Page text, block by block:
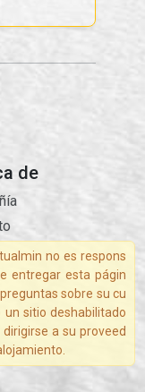
de
no es respons
entregar esta págin
sobre su cu
un sitio deshabilitado
dirigirse a su proveed